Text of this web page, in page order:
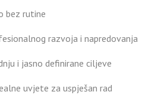
bez rutine
razvoja i napredovanja
i jasno definirane ciljeve
uvjete za uspješan rad